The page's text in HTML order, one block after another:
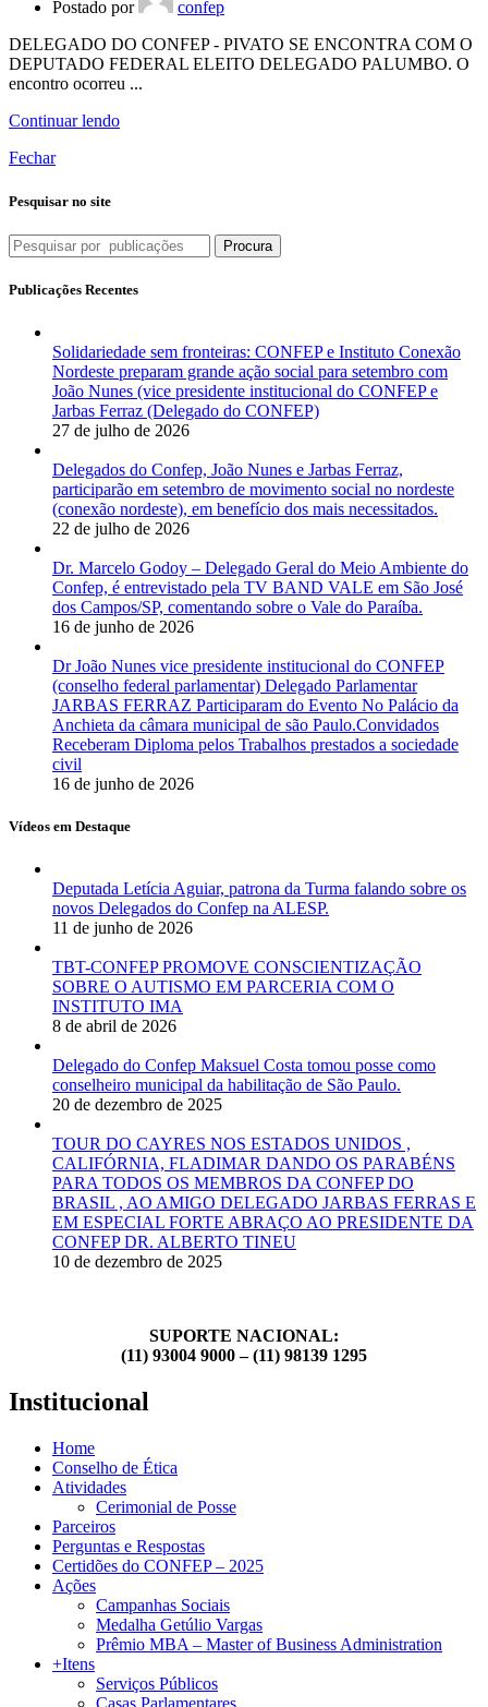
Postado por
confep
DELEGADO DO CONFEP - PIVATO SE ENCONTRA COM O
DEPUTADO FEDERAL ELEITO DELEGADO PALUMBO. O
encontro ocorreu ...
Continuar lendo
Fechar
Pesquisar no site
Procura
Publicações Recentes
Solidariedade sem fronteiras: CONFEP e Instituto Conexão
Nordeste preparam grande ação social para setembro com
João Nunes (vice presidente institucional do CONFEP e
Jarbas Ferraz (Delegado do CONFEP)
27 de julho de 2026
Delegados do Confep, João Nunes e Jarbas Ferraz,
participarão em setembro de movimento social no nordeste
(conexão nordeste), em benefício dos mais necessitados.
22 de julho de 2026
Dr. Marcelo Godoy – Delegado Geral do Meio Ambiente do
Confep, é entrevistado pela TV BAND VALE em São José
dos Campos/SP, comentando sobre o Vale do Paraíba.
16 de junho de 2026
Dr João Nunes vice presidente institucional do CONFEP
(conselho federal parlamentar) Delegado Parlamentar
JARBAS FERRAZ Participaram do Evento No Palácio da
Anchieta da câmara municipal de são Paulo.Convidados
Receberam Diploma pelos Trabalhos prestados a sociedade
civil
16 de junho de 2026
Vídeos em Destaque
Deputada Letícia Aguiar, patrona da Turma falando sobre os
novos Delegados do Confep na ALESP.
11 de junho de 2026
TBT-CONFEP PROMOVE CONSCIENTIZAÇÃO
SOBRE O AUTISMO EM PARCERIA COM O
INSTITUTO IMA
8 de abril de 2026
Delegado do Confep Maksuel Costa tomou posse como
conselheiro municipal da habilitação de São Paulo.
20 de dezembro de 2025
TOUR DO CAYRES NOS ESTADOS UNIDOS ,
CALIFÓRNIA, FLADIMAR DANDO OS PARABÉNS
PARA TODOS OS MEMBROS DA CONFEP DO
BRASIL , AO AMIGO DELEGADO JARBAS FERRAS E
EM ESPECIAL FORTE ABRAÇO AO PRESIDENTE DA
CONFEP DR. ALBERTO TINEU
10 de dezembro de 2025
SUPORTE NACIONAL:
(11) 93004 9000 – (11) 98139 1295
Institucional
Home
Conselho de Ética
Atividades
Cerimonial de Posse
Parceiros
Perguntas e Respostas
Certidões do CONFEP – 2025
Ações
Campanhas Sociais
Medalha Getúlio Vargas
Prêmio MBA – Master of Business Administration
+Itens
Serviços Públicos